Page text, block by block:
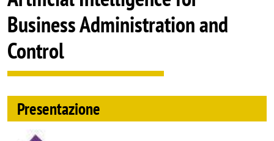
Business Administration and
Control
Presentazione